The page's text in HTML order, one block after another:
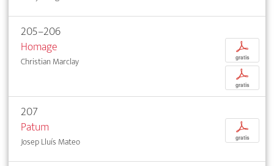
205–206
Homage
Christian Marclay
p
gratis
p
gratis
207
Patum
Josep Lluís Mateo
p
gratis